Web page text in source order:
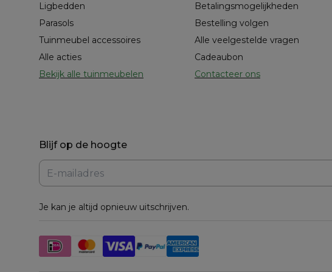
Ligbedden
Parasols
Tuinmeubel accessoires
Alle acties
Bekijk alle tuinmeubelen
Betalingsmogelijkheden
Bestelling volgen
Alle veelgestelde vragen
Cadeaubon
Contacteer ons
Blijf op de hoogte
Je kan je altijd opnieuw uitschrijven.